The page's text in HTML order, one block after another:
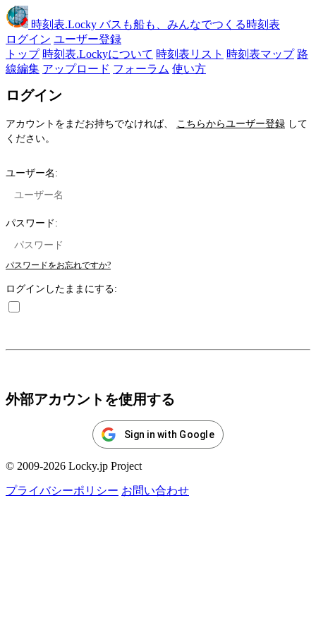
時刻表.Locky バスも船も、みんなでつくる時刻表
ログイン ユーザー登録
トップ 時刻表.Lockyについて 時刻表リスト 時刻表マップ 路
線編集 アップロード フォーラム 使い方
ログイン
アカウントをまだお持ちでなければ、 こちらからユーザー登録 して
ください。
ユーザー名:
パスワード:
パスワードをお忘れですか?
ログインしたままにする:
外部アカウントを使用する
Sign in with Google
© 2009-2026 Locky.jp Project
プライバシーポリシー お問い合わせ